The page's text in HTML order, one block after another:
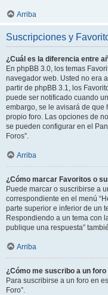
Arriba
Suscripciones y
¿Cuál es la diferencia entre
En phpBB 3.0, los temas
navegador web. Usted no era
partir de phpBB 3.1, los
puede ser notificado cuando
embargo, se le avisará de que
propio foro. Las opciones de
se pueden configurar en el
Foros”.
Arriba
¿Cómo marcar Favoritos o
Puede marcar o suscribirse a
correspondiente en el menú
parte superior e inferior de un
Respondiendo a un tema con
publique una respuesta”
Arriba
¿Cómo me suscribo a un
Para suscribirse a un foro en
Foro”.